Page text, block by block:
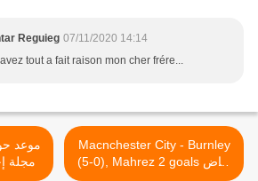
Reguieg 07/11/2020 14:14
tout a fait raison mon cher frére...
مجلة
Macnchester City - Burnley
(5-0), Mahrez 2 goals رياض